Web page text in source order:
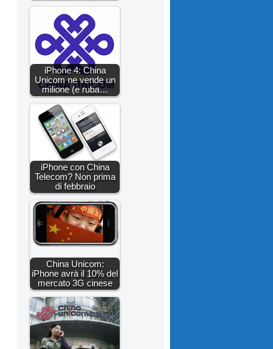
iPhone 4: China
Unicom ne vende un
milione (e ruba…
iPhone con China
Telecom? Non prima
di febbraio
China Unicom:
iPhone avrà il 10% del
mercato 3G cinese